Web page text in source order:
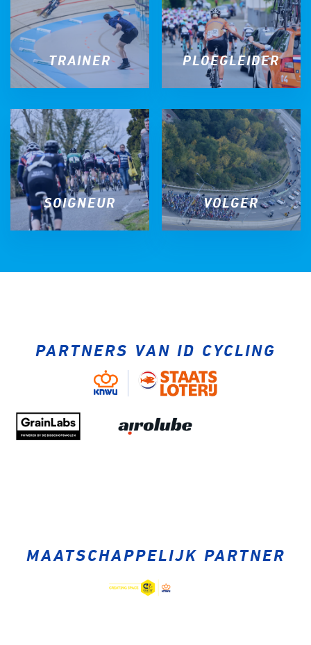
TRAINER PLOEGLEIDER
SOIGNEUR VOLGER
PARTNERS VAN ID CYCLING
MAATSCHAPPELIJK PARTNER